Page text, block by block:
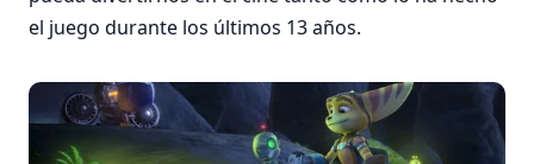
el juego durante los últimos 13 años.